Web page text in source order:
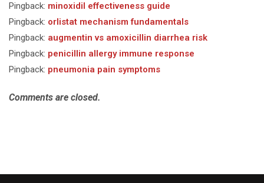
Pingback: minoxidil effectiveness guide
Pingback: orlistat mechanism fundamentals
Pingback: augmentin vs amoxicillin diarrhea risk
Pingback: penicillin allergy immune response
Pingback: pneumonia pain symptoms
Comments are closed.